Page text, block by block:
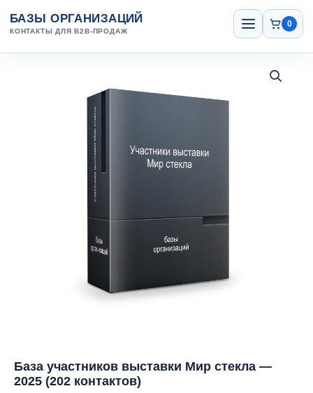
БАЗЫ ОРГАНИЗАЦИЙ
КОНТАКТЫ ДЛЯ B2B-ПРОДАЖ
Открыть
меню
0
База участников выставки Мир стекла —
2025 (202 контактов)